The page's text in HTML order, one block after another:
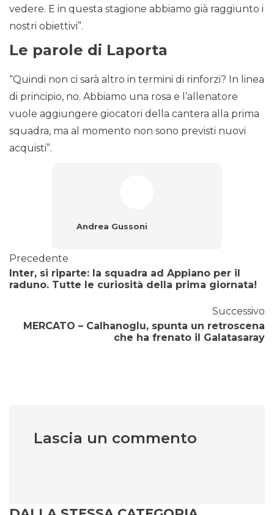
vedere. E in questa stagione abbiamo già raggiunto i
nostri obiettivi”.
Le parole di Laporta
“Quindi non ci sarà altro in termini di rinforzi? In linea
di principio, no. Abbiamo una rosa e l’allenatore
vuole aggiungere giocatori della cantera alla prima
squadra, ma al momento non sono previsti nuovi
acquisti”.
Andrea Gussoni
Precedente
Inter, si riparte: la squadra ad Appiano per il
raduno. Tutte le curiosità della prima giornata!
Successivo
MERCATO – Calhanoglu, spunta un retroscena
che ha frenato il Galatasaray
Lascia un commento